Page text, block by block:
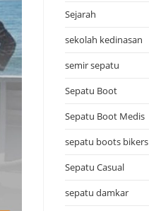
Sejarah
sekolah kedinasan
semir sepatu
Sepatu Boot
Sepatu Boot Medis
sepatu boots bikers
Sepatu Casual
sepatu damkar